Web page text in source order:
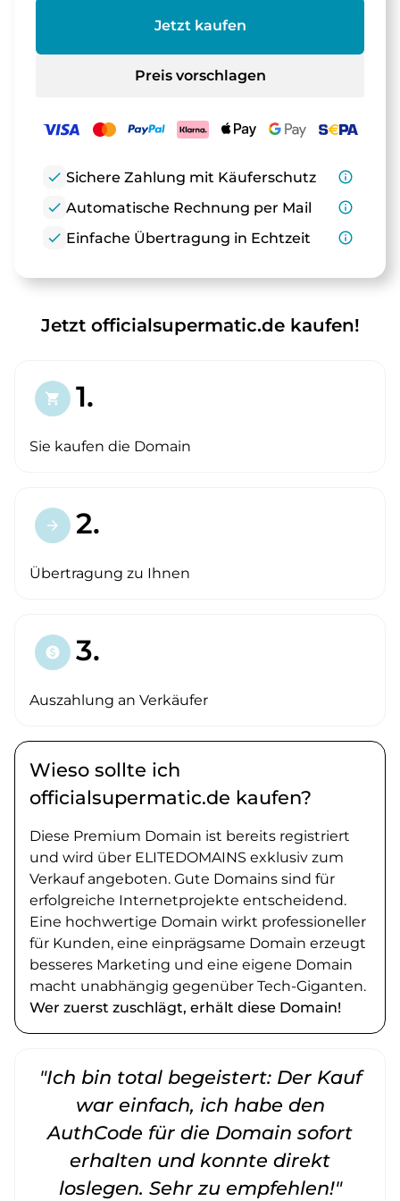
Jetzt kaufen
Preis vorschlagen
check Sichere Zahlung mit Käuferschutz
info_outline
check Automatische Rechnung per Mail
info_outline
check Einfache Übertragung in Echtzeit info_outline
Jetzt officialsupermatic.de kaufen!
shopping_cart 1.
Sie kaufen die Domain
arrow_forward 2.
Übertragung zu Ihnen
paid 3.
Auszahlung an Verkäufer
Wieso sollte ich
officialsupermatic.de kaufen?
Diese Premium Domain ist bereits registriert
und wird über ELITEDOMAINS exklusiv zum
Verkauf angeboten. Gute Domains sind für
erfolgreiche Internetprojekte entscheidend.
Eine hochwertige Domain wirkt professioneller
für Kunden, eine einprägsame Domain erzeugt
besseres Marketing und eine eigene Domain
macht unabhängig gegenüber Tech-Giganten.
Wer zuerst zuschlägt, erhält diese Domain!
"Ich bin total begeistert: Der Kauf
war einfach, ich habe den
AuthCode für die Domain sofort
erhalten und konnte direkt
loslegen. Sehr zu empfehlen!"